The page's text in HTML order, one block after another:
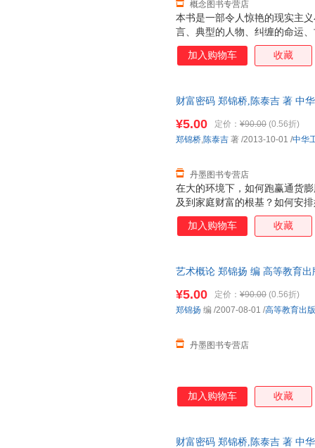
本书是一部令人惊艳的现实主
言、典型的人物、纠缠的命运
方大学建筑系几位高才生在近
沉和价值嬗变。作品以女主公
与欲、罪与罚、现实与理想、
概念图书专营店
加入购物车 收藏
财富密码 郑锦桥,陈泰吉 著 中
在大的环境下，如何跑赢通货
及到家庭财富的根基？如何安
产损失？如何避免婚变影响企
产保值增值，又如何做好财富
的朋友们提供了、专业、实践
¥5.00 定价： ¥90.00 (0.56折)
丹墨图书专营店
郑锦桥,陈泰吉 著 /2013-10-01 /中华
加入购物车 收藏
艺术概论 郑锦扬 编 高等教育出
¥5.00 定价： ¥90.00 (0.56折)
丹墨图书专营店
郑锦扬 编 /2007-08-01 /高等教育出
加入购物车 收藏
财富密码 郑锦桥,陈泰吉 著 中